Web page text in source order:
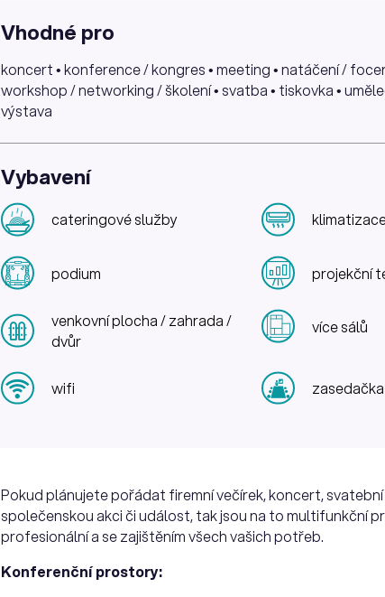
Vhodné pro
koncert • konference / kongres • meeting • natáčení /
workshop / networking / školení • svatba • tiskovka •
výstava
Vybavení
cateringové služby
podium projekční
venkovní plocha / zahrada /
dvůr
více sálů
wifi
Pokud plánujete pořádat firemní večírek, koncert,
společenskou akci či událost, tak jsou na to multifunkční
profesionální a se zajištěním všech vašich potřeb.
Konferenční prostory: